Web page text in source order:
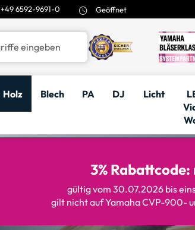
+49 6592-9691-0 Geöffnet
Holz Blech PA DJ Licht
3%
gültig vom 30.07.2026 bis
gilt nicht auf Yamaha CVP-900-